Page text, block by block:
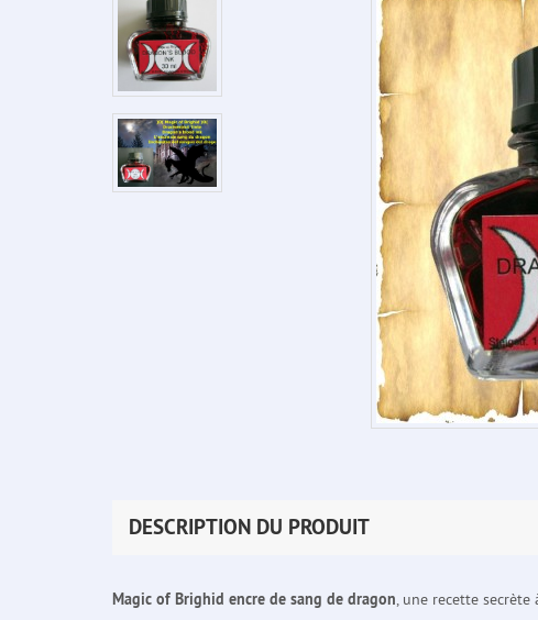
DESCRIPTION DU PRODUIT
Magic of Brighid encre de sang de dragon, une recette